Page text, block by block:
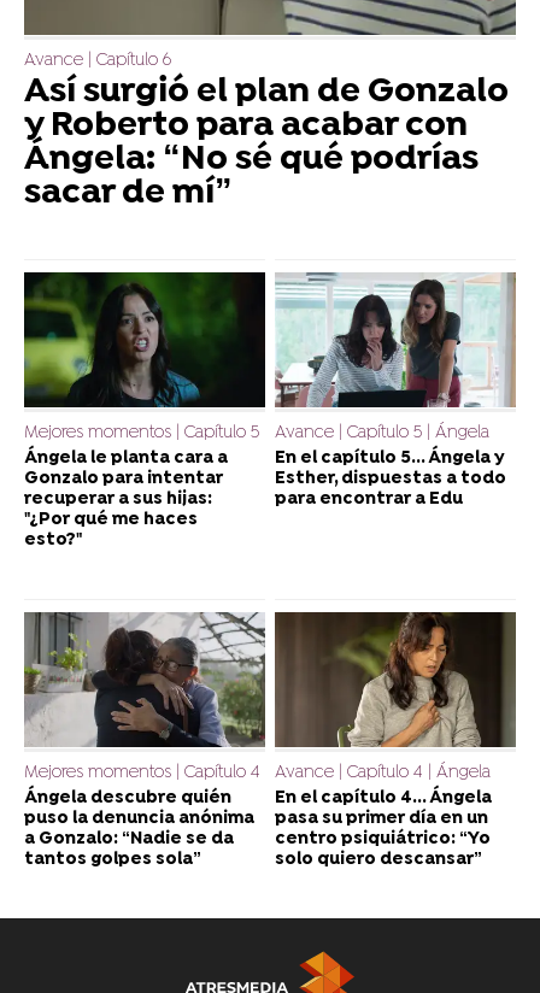
Avance | Capítulo 6
Así surgió el plan de Gonzalo
y Roberto para acabar con
Ángela: “No sé qué podrías
sacar de mí”
Mejores momentos | Capítulo 5
Ángela le planta cara a
Gonzalo para intentar
recuperar a sus hijas:
"¿Por qué me haces
esto?"
Avance | Capítulo 5 | Ángela
En el capítulo 5... Ángela y
Esther, dispuestas a todo
para encontrar a Edu
Mejores momentos | Capítulo 4
Ángela descubre quién
puso la denuncia anónima
a Gonzalo: “Nadie se da
tantos golpes sola”
Avance | Capítulo 4 | Ángela
En el capítulo 4... Ángela
pasa su primer día en un
centro psiquiátrico: “Yo
solo quiero descansar”